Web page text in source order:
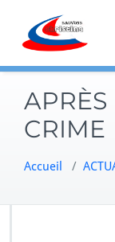
content
APRÈS
CRIME
Accueil /